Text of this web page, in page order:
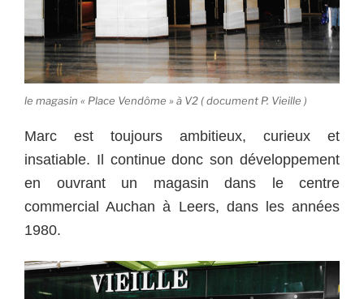
le magasin « Place Vendôme » à V2 ( document P. Vieille )
Marc est toujours ambitieux, curieux et
insatiable. Il continue donc son développement
en ouvrant un magasin dans le centre
commercial Auchan à Leers, dans les années
1980.